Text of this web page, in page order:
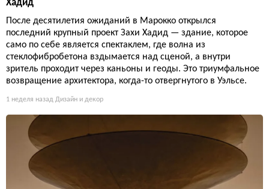
Хадид
После десятилетия ожиданий в Марокко открылся
последний крупный проект Захи Хадид — здание, которое
само по себе является спектаклем, где волна из
стеклофибробетона вздымается над сценой, а внутри
зритель проходит через каньоны и геоды. Это триумфальное
возвращение архитектора, когда-то отвергнутого в Уэльсе.
1 неделя назад Дизайн и декор